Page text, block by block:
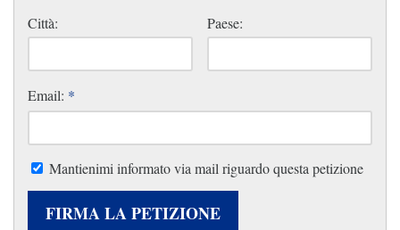
Città: Paese:
Email: *
Mantienimi informato via mail riguardo questa petizione
FIRMA LA PETIZIONE